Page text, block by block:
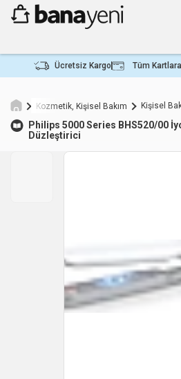
Ücretsiz Kargo Tüm
Kozmetik, Kişisel Bakım Kişisel
Philips 5000 Series BHS520/00
Düzleştirici